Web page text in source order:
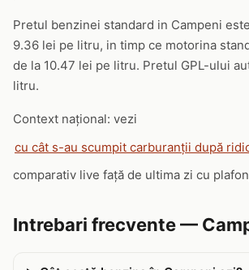
Pretul benzinei standard in Campeni
9.36 lei pe litru, in timp ce motorina
de la 10.47 lei pe litru. Pretul GPL-ului
litru.
Context național: vezi
cu cât s-au scumpit carburanții după
comparativ live față de ultima zi cu
Intrebari frecvente —